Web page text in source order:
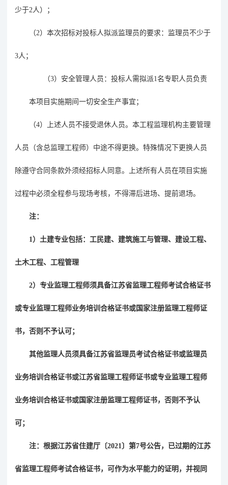
少于2人）；
（2）本次招标对投标人拟派监理员的要求：监理员不少于
3人；
（3）安全管理人员：投标人需拟派1名专职人员负责
本项目实施期间一切安全生产事宜；
（4）上述人员不接受退休人员。本工程监理机构主要管理
人员（含总监理工程师）中途不得更换。特殊情况下更换人员
除遵守合同条款外须经招标人同意。上述所有人员在项目实施
过程中必须全程参与现场考核，不得滞后进场、提前退场。
注：
1 ）土建专业包括：工民建、建筑施工与管理、建设工程、
土木工程、工程管理
2）专业监理工程师须具备江苏省监理工程师考试合格证书
或专业监理工程师业务培训合格证书或国家注册监理工程师证
书，否则不予认可；
其他监理人员须具备江苏省监理员考试合格证书或监理员
业务培训合格证书或江苏省监理工程师证书或专业监理工程师
业务培训合格证书或国家注册监理工程师证书，否则不予认
可；
注：根据江苏省住建厅〔2021〕第7号公告，已过期的江苏
省监理工程师考试合格证书，可作为水平能力的证明，并视同